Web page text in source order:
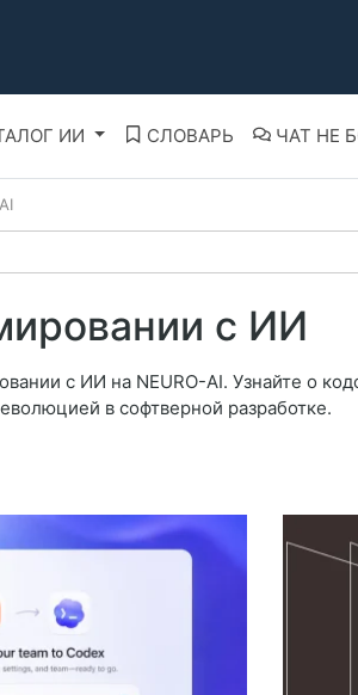
ИИ СЛОВАРЬ ЧАТ НЕ
с ИИ
с ИИ на NEURO-AI. Узнайте о
в софтверной разработке.